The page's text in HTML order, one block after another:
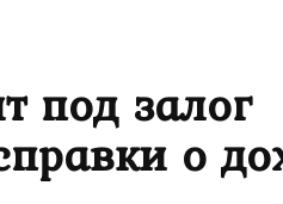
под залог
о